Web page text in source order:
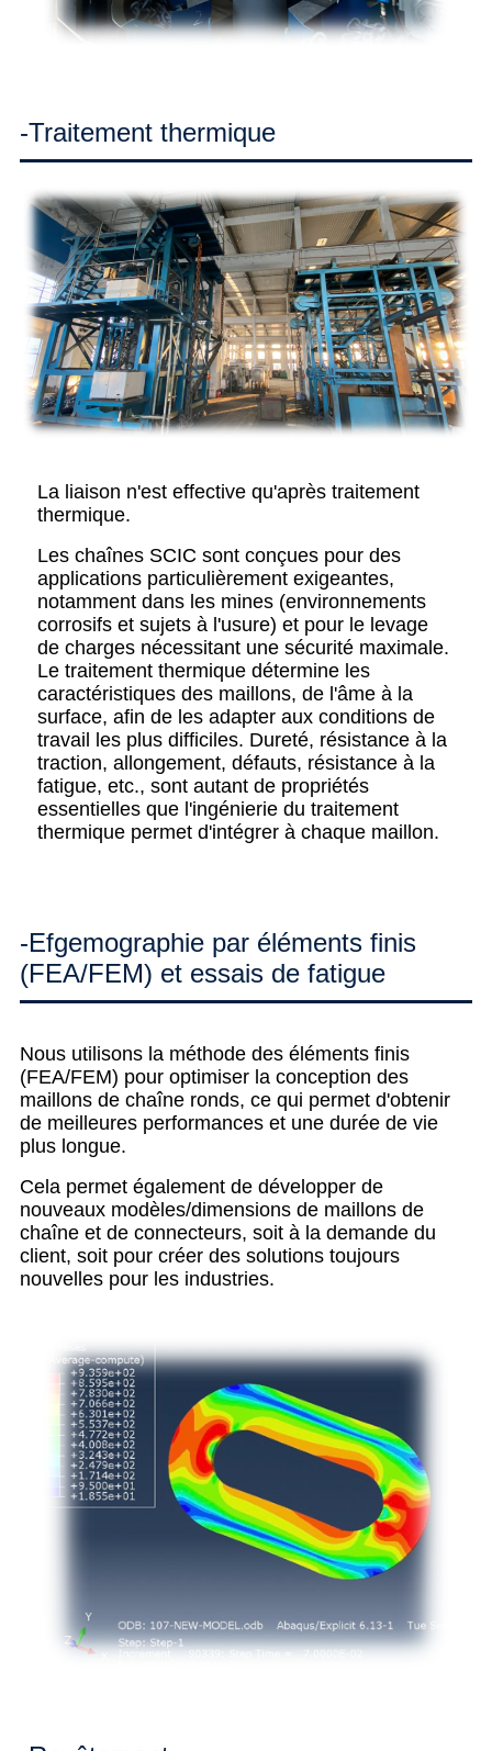
-Traitement thermique
La liaison n'est effective qu'après traitement
thermique.
Les chaînes SCIC sont conçues pour des
applications particulièrement exigeantes,
notamment dans les mines (environnements
corrosifs et sujets à l'usure) et pour le levage
de charges nécessitant une sécurité maximale.
Le traitement thermique détermine les
caractéristiques des maillons, de l'âme à la
surface, afin de les adapter aux conditions de
travail les plus difficiles. Dureté, résistance à la
traction, allongement, défauts, résistance à la
fatigue, etc., sont autant de propriétés
essentielles que l'ingénierie du traitement
thermique permet d'intégrer à chaque maillon.
-Efgemographie par éléments finis
(FEA/FEM) et essais de fatigue
Nous utilisons la méthode des éléments finis
(FEA/FEM) pour optimiser la conception des
maillons de chaîne ronds, ce qui permet d'obtenir
de meilleures performances et une durée de vie
plus longue.
Cela permet également de développer de
nouveaux modèles/dimensions de maillons de
chaîne et de connecteurs, soit à la demande du
client, soit pour créer des solutions toujours
nouvelles pour les industries.